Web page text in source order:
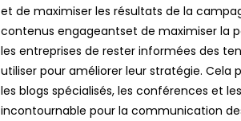
et de maximiser les résultats de la
contenus engageantset de maximiser la
les entreprises de rester informées des
utiliser pour améliorer leur stratégie.
les blogs spécialisés, les conférences et
incontournable pour la communication